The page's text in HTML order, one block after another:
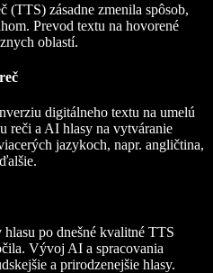
(TTS) zásadne zmenila spôsob,
Prevod textu na hovorené
oblastí.
digitálneho textu na umelú
reči a AI hlasy na vytváranie
jazykoch, napr. angličtina,
po dnešné kvalitné TTS
Vývoj AI a spracovania
a prirodzenejšie hlasy.